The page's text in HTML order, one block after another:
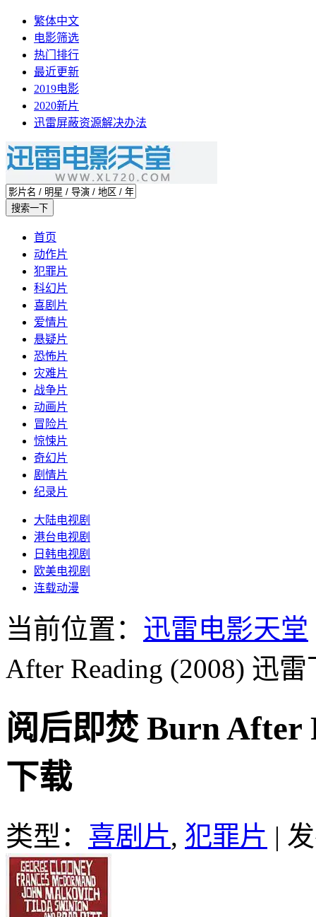
繁体中文
电影筛选
热门排行
最近更新
2019电影
2020新片
迅雷屏蔽资源解决办法
首页
动作片
犯罪片
科幻片
喜剧片
爱情片
悬疑片
恐怖片
灾难片
战争片
动画片
冒险片
惊悚片
奇幻片
剧情片
纪录片
大陆电视剧
港台电视剧
日韩电视剧
欧美电视剧
连载动漫
当前位置： 迅雷电影天堂
After Reading (2008) 迅雷
阅后即焚 Burn After
下载
类型： 喜剧片, 犯罪片 |